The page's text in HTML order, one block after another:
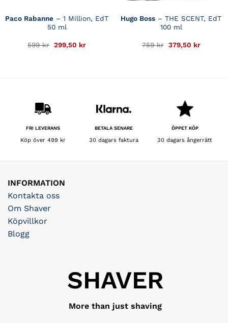
Paco Rabanne – 1 Million, EdT
50 ml
599kr Det
ursprungliga
299,50 krDet
Hugo Boss – THE SCENT, EdT
100 ml
759kr Det
ursprungliga
379,50 krDet
FRI LEVERANS
Köp över 499 kr
BETALA SENARE
30 dagars faktura
ÖPPET KÖP
30 dagars ångerrätt
INFORMATION
Kontakta oss
Om Shaver
Köpvillkor
Blogg
SHAVER
More than just shaving